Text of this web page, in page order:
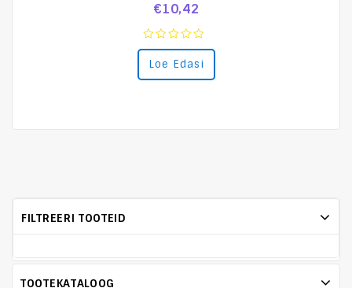
€10,42
0
out
of
Loe Edasi
FILTREERI TOOTEID
TOOTEKATALOOG